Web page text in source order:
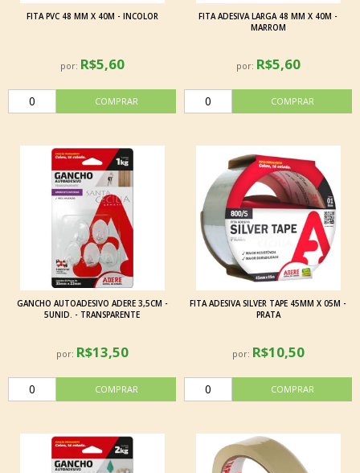
FITA PVC 48 MM X 40M - INCOLOR
por: R$5,60
FITA ADESIVA LARGA 48 MM X 40M -
MARROM
por: R$5,60
GANCHO AUTOADESIVO ADERE 3,5CM -
5UNID. - TRANSPARENTE
por: R$13,50
FITA ADESIVA SILVER TAPE 45MM X 05M -
PRATA
por: R$10,50